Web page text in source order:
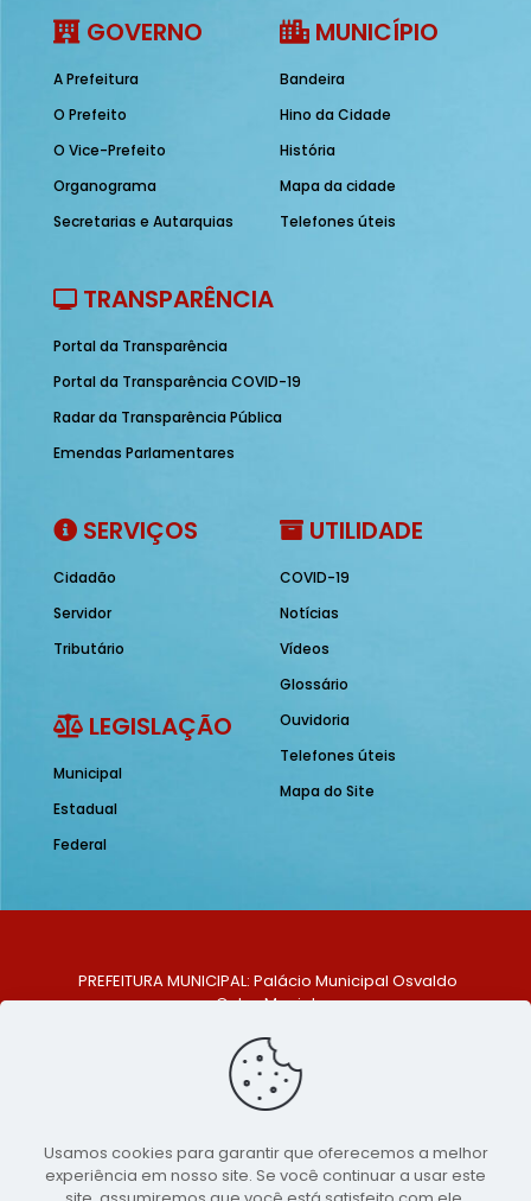
GOVERNO
A Prefeitura
O Prefeito
O Vice-Prefeito
Organograma
Secretarias e Autarquias
MUNICÍPIO
Bandeira
Hino da Cidade
História
Mapa da cidade
Telefones úteis
TRANSPARÊNCIA
Portal da Transparência
Portal da Transparência COVID-19
Radar da Transparência Pública
Emendas Parlamentares
SERVIÇOS
Cidadão
Servidor
Tributário
LEGISLAÇÃO
Municipal
Estadual
Federal
UTILIDADE
COVID-19
Notícias
Vídeos
Glossário
Ouvidoria
Telefones úteis
Mapa do Site
PREFEITURA MUNICIPAL: Palácio Municipal Osvaldo
Celso Maciel
Centro, São Bento do Una - PE. CEP: 553370-128
TELEFONE: (81) 99548-1569
E-MAIL: ouvidoria@saobentodouna.pe.gov.br
Copyright 2021-2026 - Assessoria de Comunicação da
Usamos cookies para garantir que oferecemos a melhor
experiência em nosso site. Se você continuar a usar este